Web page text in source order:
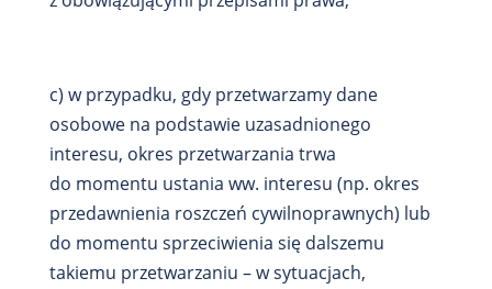
c) w przypadku, gdy przetwarzamy dane
osobowe na podstawie uzasadnionego
interesu, okres przetwarzania trwa
do momentu ustania ww. interesu (np. okres
przedawnienia roszczeń cywilnoprawnych) lub
do momentu sprzeciwienia się dalszemu
takiemu przetwarzaniu – w sytuacjach,